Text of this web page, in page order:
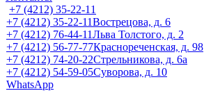
+7 (4212) 35-22-11
+7 (4212) 35-22-11Вострецова, д. 6
+7 (4212) 76-44-11Льва Толстого, д. 2
+7 (4212) 56-77-77Краснореченская, д. 98
+7 (4212) 74-20-22Стрельникова, д. 6а
+7 (4212) 54-59-05Суворова, д. 10
WhatsApp